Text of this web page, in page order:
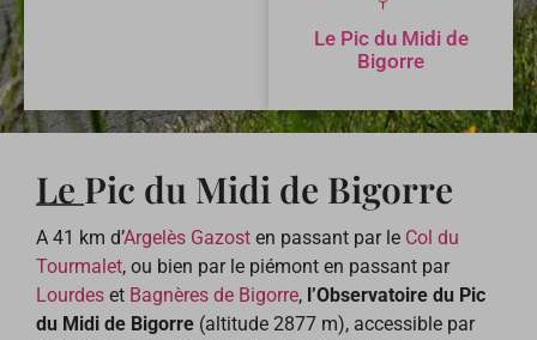
Le Pic du Midi de
Bigorre
Le Pic du Midi de Bigorre
A 41 km d’Argelès Gazost en passant par le Col du
Tourmalet, ou bien par le piémont en passant par
Lourdes et Bagnères de Bigorre, l’Observatoire du Pic
du Midi de Bigorre (altitude 2877 m), accessible par